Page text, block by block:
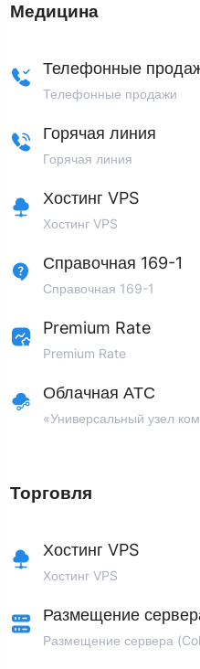
Медицина
Телефонные
Телефонные продажи
Горячая линия
Горячая линия
Хостинг VPS
Хостинг VPS
Справочная 169-1
Справочная 169-1
Premium Rate
Premium Rate
Облачная АТС
«Универсальный узел
Торговля
Хостинг VPS
Хостинг VPS
Размещение
Размещение сервера